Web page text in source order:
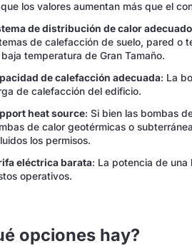
los valores aumentan más que el
de distribución de calor adecuado
de calefacción de suelo, pared o
temperatura de Gran Tamaño.
de calefacción adecuada: La
de calefacción del edificio.
heat source: Si bien las bombas
de calor geotérmicas o
los permisos.
eléctrica barata: La potencia de una
operativos.
opciones hay?